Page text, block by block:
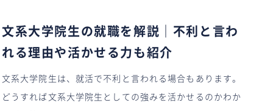
文系大学院生の就職を解説｜不利と言わ
れる理由や活かせる力も紹介
文系大学院生は、就活で不利と言われる場合もあります。
どうすれば文系大学院生としての強みを活かせるのかわか